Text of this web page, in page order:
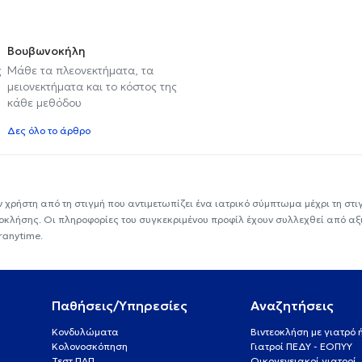
Βουβωνοκήλη
Μάθε τα πλεονεκτήματα, τα
μειονεκτήματα και το κόστος της
κάθε μεθόδου
Δες όλο το άρθρο
από τη στιγμή που αντιμετωπίζει ένα ιατρικό σύμπτωμα μέχρι τη
Οι πληροφορίες του συγκεκριμένου προφίλ έχουν συλλεχθεί από
Παθήσεις/Υπηρεσίες
Κονδυλώματα
Κολονοσκόπηση
Αναζητήσεις
Βιντεοκλήση με
Γιατροί ΠΕΔΥ - ΕΟΠΥΥ